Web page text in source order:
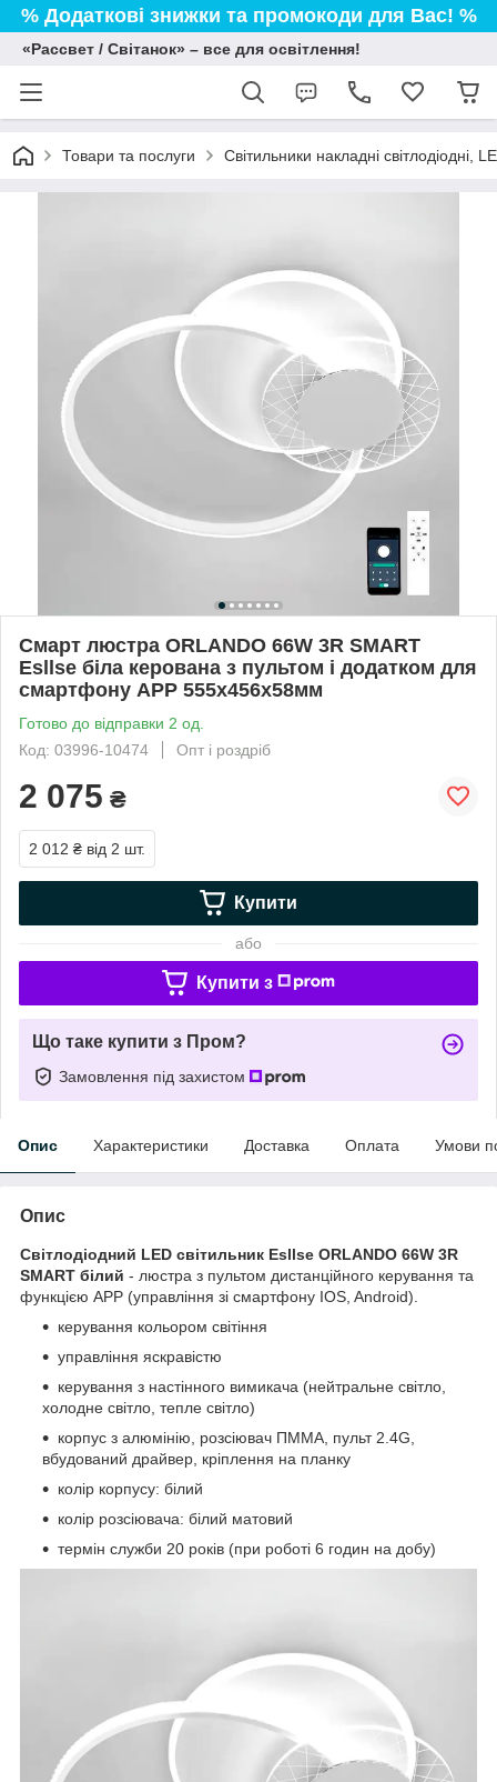
% Додаткові знижки та промокоди для Вас! %
«Рассвет / Світанок» – все для освітлення!
Товари та послуги Світильники накладні світлодіодні,
Смарт люстра ORLANDO 66W 3R SMART
Esllse біла керована з пультом і додатком для
смартфону APP 555x456x58мм
Готово до відправки 2 од.
Код: 03996-10474
Опт і роздріб
2 075 ₴
2 012 ₴ від 2 шт.
Купити
або
Купити з
Що таке купити з Пром?
Замовлення під захистом
Опис Характеристики Доставка Оплата Умови
Опис
Світлодіодний LED світильник Esllse ORLANDO 66W 3R
SMART білий - люстра з пультом дистанційного керування та
функцією АРР (управління зі смартфону IOS, Android).
керування кольором світіння
управління яскравістю
керування з настінного вимикача (нейтральне світло,
холодне світло, тепле світло)
корпус з алюмінію, розсіювач ПММА, пульт 2.4G,
вбудований драйвер, кріплення на планку
колір корпусу: бiлий
колір розсіювача: білий матовий
термін служби 20 років (при роботі 6 годин на добу)